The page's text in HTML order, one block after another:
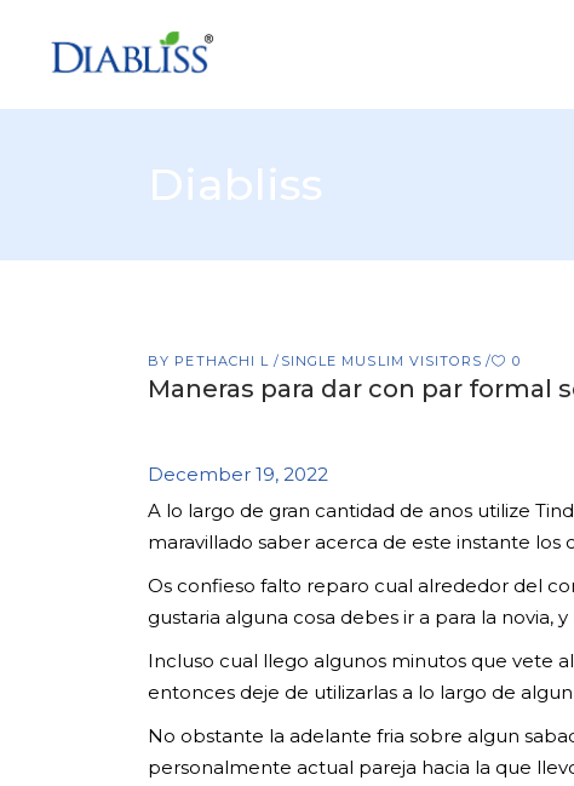
Diabliss
BY PETHACHI L SINGLE MUSLIM VISITORS 0
Maneras para dar con par formal
December 19, 2022
A lo largo de gran cantidad de anos utilize
maravillado saber acerca de este instante los
Os confieso falto reparo cual alrededor del
gustaria alguna cosa debes ir a para la novia,
Incluso cual llego algunos minutos que vete
entonces deje de utilizarlas a lo largo de
No obstante la adelante fria sobre algun
personalmente actual pareja hacia la que